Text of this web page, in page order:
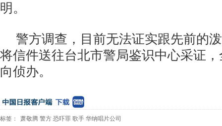
明。
警方调查，目前无法证实跟先前的
将信件送往台北市警局鉴识中心采证
向侦办。
标签： 萧敬腾 警方 恐吓罪 歌手 华纳唱片公司